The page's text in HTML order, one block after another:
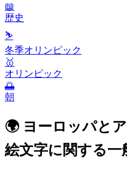
📖
歴史
⛷
冬季オリンピック
🥇
オリンピック
🌅
朝
🌍 ヨーロッパと
絵文字に関する一